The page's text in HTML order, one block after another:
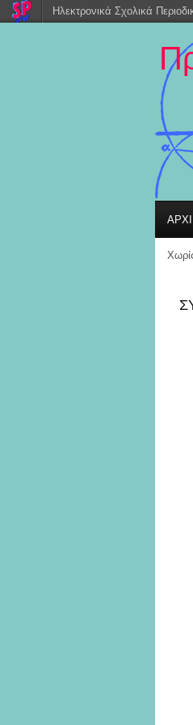
Ηλεκτρονικά Σχολικά